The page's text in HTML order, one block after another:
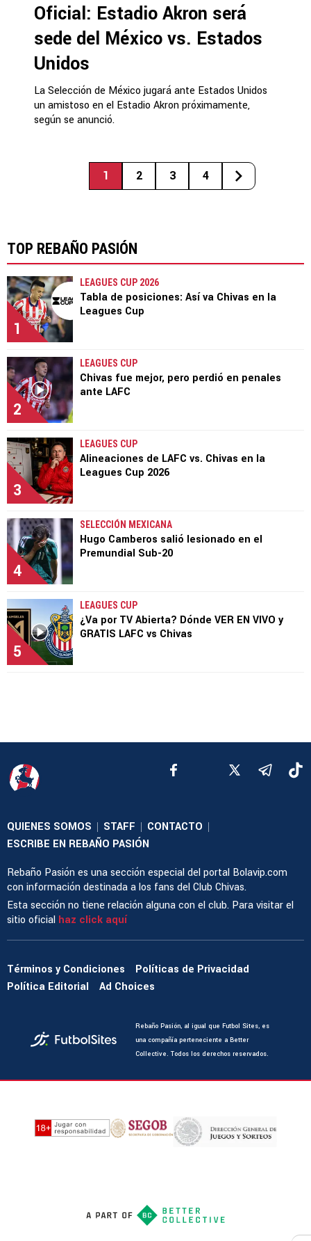
Oficial: Estadio Akron será
sede del México vs. Estados
Unidos
La Selección de México jugará ante Estados Unidos
un amistoso en el Estadio Akron próximamente,
según se anunció.
1 2 3 4
TOP REBAÑO PASIÓN
1
LEAGUES CUP 2026
Tabla de posiciones: Así va Chivas en la
Leagues Cup
2
LEAGUES CUP
Chivas fue mejor, pero perdió en penales
ante LAFC
3
LEAGUES CUP
Alineaciones de LAFC vs. Chivas en la
Leagues Cup 2026
4
SELECCIÓN MEXICANA
Hugo Camberos salió lesionado en el
Premundial Sub-20
5
LEAGUES CUP
¿Va por TV Abierta? Dónde VER EN VIVO y
GRATIS LAFC vs Chivas
QUIENES SOMOS | STAFF | CONTACTO |
ESCRIBE EN REBAÑO PASIÓN
Rebaño Pasión es una sección especial del portal Bolavip.com
con información destinada a los fans del Club Chivas.
Esta sección no tiene relación alguna con el club. Para visitar el
sitio oficial haz click aquí
Términos y Condiciones
Políticas de Privacidad
Política Editorial
Ad Choices
Rebaño Pasión, al igual que Futbol Sites, es
una compañía perteneciente a Better
Collective. Todos los derechos reservados.